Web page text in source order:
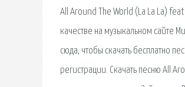
All Around The World (La La La)
качестве на музыкальном сайте
сюда, чтобы скачать бесплатно
регистрации. Скачать песню All